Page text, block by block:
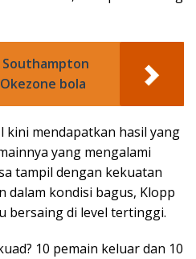
Southampton
bola
mendapatkan hasil yang
yang mengalami
tampil dengan kekuatan
dalam kondisi bagus, Klopp
bersaing di level tertinggi.
10 pemain keluar dan 10